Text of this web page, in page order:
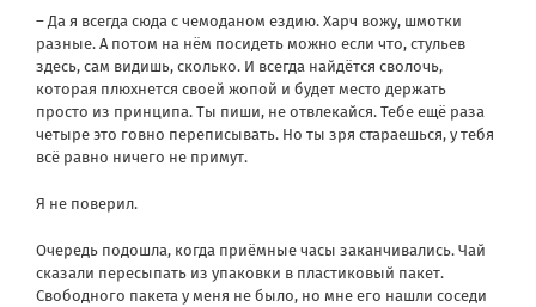
– Да я всегда сюда с чемоданом ездию. Харч вожу, шмотки
разные. А потом на нём посидеть можно если что, стульев
здесь, сам видишь, сколько. И всегда найдётся сволочь,
которая плюхнется своей жопой и будет место держать
просто из принципа. Ты пиши, не отвлекайся. Тебе ещё раза
четыре это говно переписывать. Но ты зря стараешься, у тебя
всё равно ничего не примут.
Я не поверил.
Очередь подошла, когда приёмные часы заканчивались. Чай
сказали пересыпать из упаковки в пластиковый пакет.
Свободного пакета у меня не было, но мне его нашли соседи